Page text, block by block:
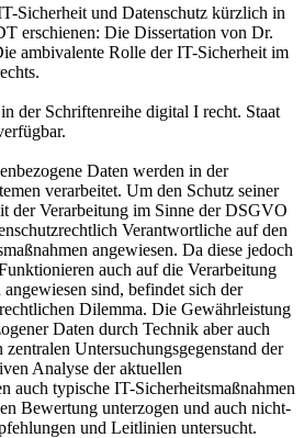
Sicherheit und Datenschutz kürzlich in
erschienen: Die Dissertation von Dr.
ambivalente Rolle der IT-Sicherheit im
der Schriftenreihe digital I recht. Staat
Daten werden in der
verarbeitet. Um den Schutz seiner
der Verarbeitung im Sinne der DSGVO
Verantwortliche auf den
angewiesen. Da diese jedoch
auch auf die Verarbeitung
sind, befindet sich der
Dilemma. Die Gewährleistung
Daten durch Technik aber auch
Untersuchungsgegenstand der
Analyse der aktuellen
auch typische IT-Sicherheitsmaßnahmen
Bewertung unterzogen und auch nicht-
und Leitlinien untersucht.